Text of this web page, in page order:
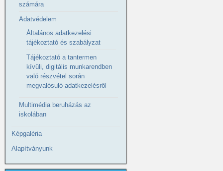
számára
Adatvédelem
Általános adatkezelési
tájékoztató és szabályzat
Tájékoztató a tantermen
kívüli, digitális munkarendben
való részvétel során
megvalósuló adatkezelésről
Multimédia beruházás az
iskolában
Képgaléria
Alapítványunk